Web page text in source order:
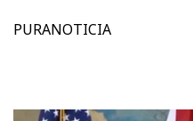
PURANOTICIA